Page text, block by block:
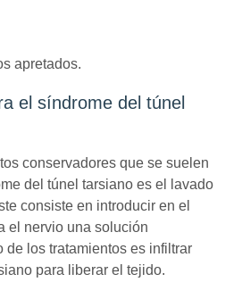
apretados.
el síndrome del túnel
conservadores que se suelen
del túnel tarsiano es el lavado
consiste en introducir en el
el nervio una solución
de los tratamientos es infiltrar
para liberar el tejido.